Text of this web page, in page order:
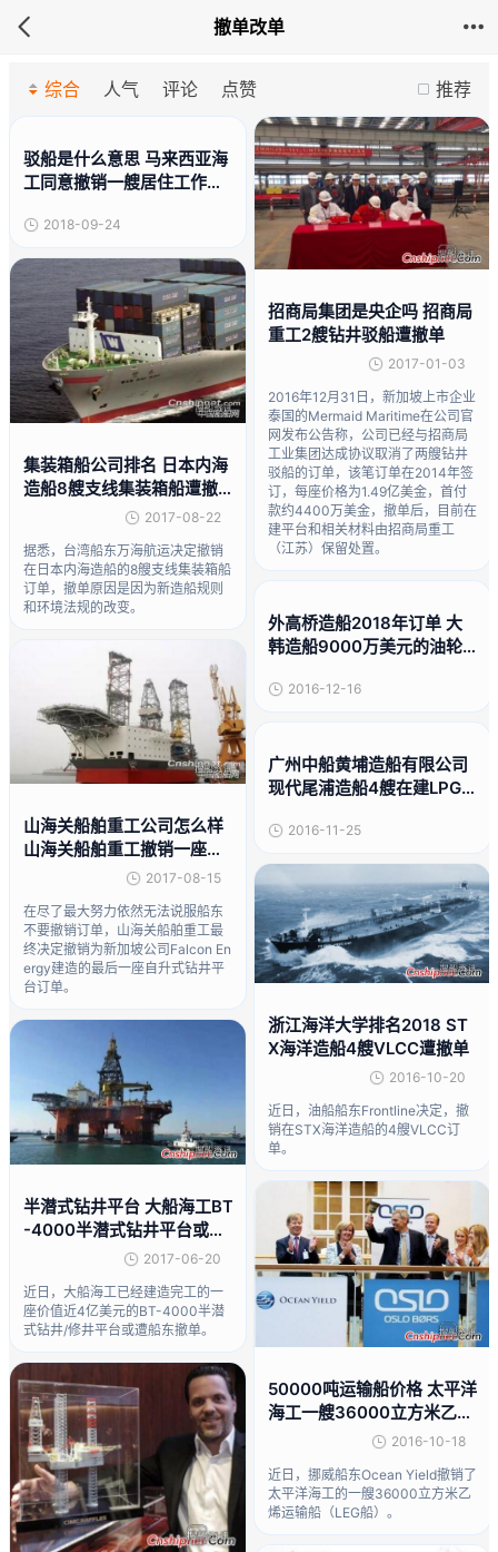
撤单改单
推荐
综合 人气 评论 点赞
驳船是什么意思 马来西亚海
工同意撤销一艘居住工作驳
2018-09-24
集装箱船公司排名 日本内海
造船8艘支线集装箱船遭撤
2017-08-22
据悉，台湾船东万海航运决定撤销
在日本内海造船的8艘支线集装箱船
订单，撤单原因是因为新造船规则
和环境法规的改变。
山海关船舶重工公司怎么样
山海关船舶重工撤销一座自
升式钻井平台订单2017-08-15
在尽了最大努力依然无法说服船东
不要撤销订单，山海关船舶重工最
终决定撤销为新加坡公司Falcon En
ergy建造的最后一座自升式钻井平
台订单。
半潜式钻井平台 大船海工BT
-4000半潜式钻井平台或遭
2017-06-20
近日，大船海工已经建造完工的一
座价值近4亿美元的BT-4000半潜
式钻井/修井平台或遭船东撤单。
招商局集团是央企吗 招商局
重工2艘钻井驳船遭撤单
2017-01-03
2016年12月31日，新加坡上市企业
泰国的Mermaid Maritime在公司官
网发布公告称，公司已经与招商局
工业集团达成协议取消了两艘钻井
驳船的订单，该笔订单在2014年签
订，每座价格为1.49亿美金，首付
款约4400万美金，撤单后，目前在
建平台和相关材料由招商局重工
（江苏）保留处置。
外高桥造船2018年订单 大
韩造船9000万美元的油轮
2016-12-16
广州中船黄埔造船有限公司
现代尾浦造船4艘在建LPG
2016-11-25
浙江海洋大学排名2018 ST
X海洋造船4艘VLCC遭撤单
2016-10-20
近日，油船船东Frontline决定，撤
销在STX海洋造船的4艘VLCC订
单。
50000吨运输船价格 太平洋
海工一艘36000立方米乙烯
2016-10-18
近日，挪威船东Ocean Yield撤销了
太平洋海工的一艘36000立方米乙
烯运输船（LEG船）。